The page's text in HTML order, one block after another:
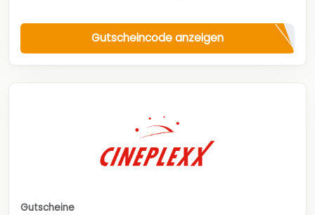
Gutscheincode anzeigen
Gutscheine